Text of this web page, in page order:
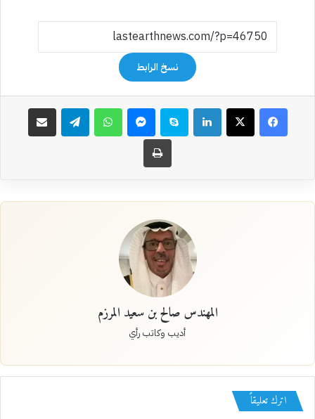
نسخ الرابط
فيسبوك‫X لينكدإن سكايب ماسنجر واتساب تيلقرام مشاركة عبر البريد
طباعة
المهندس صالح بن سعيد المرزم
أديب وكاتب رأي
اترك تعليقاً